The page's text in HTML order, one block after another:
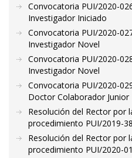
Convocatoria PUI/2020-
Investigador Iniciado
Convocatoria PUI/2020-
Investigador Novel
Convocatoria PUI/2020-
Investigador Novel
Convocatoria PUI/2020-
Doctor Colaborador Junior
Resolución del Rector por
procedimiento PUI/2019-
Resolución del Rector por
procedimiento PUI/2020-